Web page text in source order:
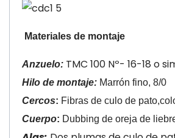
Materiales de montaje
Anzuelo: TMC 100 Nº- 16-18 o
Hilo de montaje: Marrón fino, 8/0
Cercos: Fibras de culo de
Cuerpo: Dubbing de oreja de